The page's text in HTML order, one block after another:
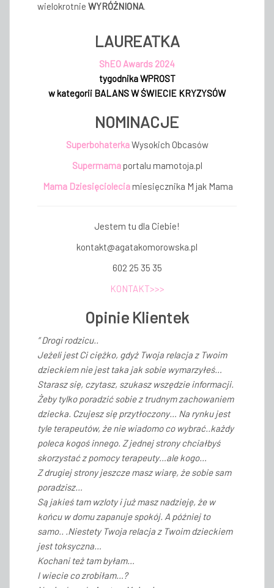
wielokrotnie WYRÓŻNIONA.
LAUREATKA
ShEO Awards 2024
tygodnika WPROST
w kategorii BALANS W ŚWIECIE KRYZYSÓW
NOMINACJE
SuperbohaterkaWysokich Obcasów
Supermamaportalu mamotoja.pl
Mama Dziesięciolecia miesięcznika M jak Mama
Jestem tu dla Ciebie!
kontakt@agatakomorowska.pl
602 25 35 35
KONTAKT>>>
Opinie Klientek
” Drogi rodzicu..
Jeżeli jest Ci ciężko, gdyż Twoja relacja z Twoim
dzieckiem nie jest taka jak sobie wymarzyłeś…
Starasz się, czytasz, szukasz wszędzie informacji.
Żeby tylko poradzić sobie z trudnym zachowaniem
dziecka. Czujesz się przytłoczony… Na rynku jest
tyle terapeutów, że nie wiadomo co wybrać..każdy
poleca kogoś innego. Z jednej strony chciałbyś
skorzystać z pomocy terapeuty…ale kogo…
Z drugiej strony jeszcze masz wiarę, że sobie sam
poradzisz…
Są jakieś tam wzloty i już masz nadzieję, że w
końcu w domu zapanuje spokój. A później to
samo.. .Niestety Twoja relacja z Twoim dzieckiem
jest toksyczna…
Kochani też tam byłam…
I wiecie co zrobiłam…?